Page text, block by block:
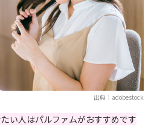
出典：adobestock
い人はパルファムがおすすめです